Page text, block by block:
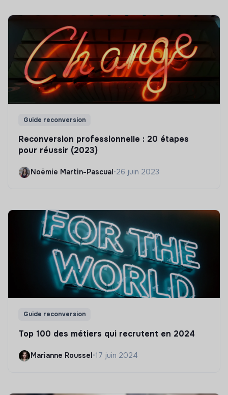
Guide reconversion
Reconversion professionnelle : 20 étapes
pour réussir (2023)
Noëmie Martin-Pascual •26 juin 2023
Guide reconversion
Top 100 des métiers qui recrutent en 2024
Marianne Roussel•17 juin 2024